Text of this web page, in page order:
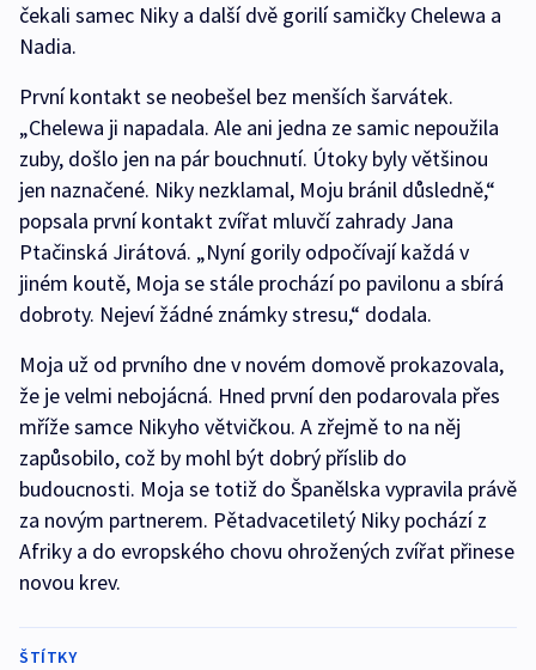
čekali samec Niky a další dvě gorilí samičky Chelewa a
Nadia.
První kontakt se neobešel bez menších šarvátek.
„Chelewa ji napadala. Ale ani jedna ze samic nepoužila
zuby, došlo jen na pár bouchnutí. Útoky byly většinou
jen naznačené. Niky nezklamal, Moju bránil důsledně,“
popsala první kontakt zvířat mluvčí zahrady Jana
Ptačinská Jirátová. „Nyní gorily odpočívají každá v
jiném koutě, Moja se stále prochází po pavilonu a sbírá
dobroty. Nejeví žádné známky stresu,“ dodala.
Moja už od prvního dne v novém domově prokazovala,
že je velmi nebojácná. Hned první den podarovala přes
mříže samce Nikyho větvičkou. A zřejmě to na něj
zapůsobilo, což by mohl být dobrý příslib do
budoucnosti. Moja se totiž do Španělska vypravila právě
za novým partnerem. Pětadvacetiletý Niky pochází z
Afriky a do evropského chovu ohrožených zvířat přinese
novou krev.
ŠTÍTKY